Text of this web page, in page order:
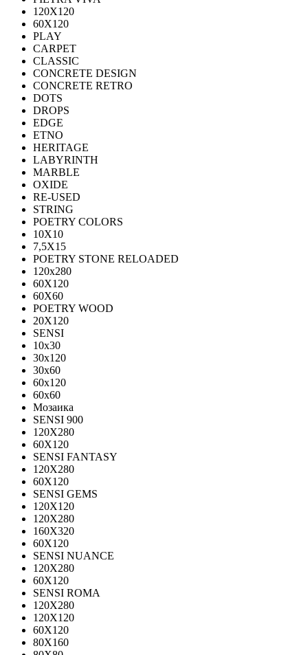
120X120
60Х120
PLAY
CARPET
CLASSIC
CONCRETE DESIGN
CONCRETE RETRO
DOTS
DROPS
EDGE
ETNO
HERITAGE
LABYRINTH
MARBLE
OXIDE
RE-USED
STRING
POETRY COLORS
10Х10
7,5Х15
POETRY STONE RELOADED
120x280
60Х120
60Х60
POETRY WOOD
20Х120
SENSI
10x30
30x120
30x60
60x120
60x60
Мозаика
SENSI 900
120Х280
60X120
SENSI FANTASY
120Х280
60Х120
SENSI GEMS
120Х120
120Х280
160X320
60X120
SENSI NUANCE
120X280
60X120
SENSI ROMA
120X280
120Х120
60X120
80X160